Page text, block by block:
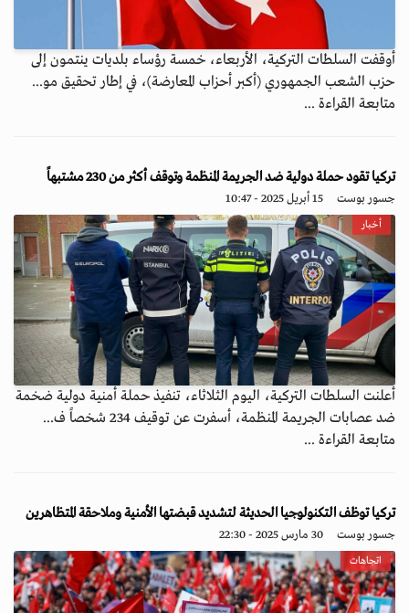
أوقفت السلطات التركية، الأربعاء، خمسة رؤساء بلديات ينتمون إلى
حزب الشعب الجمهوري (أكبر أحزاب المعارضة)، في إطار تحقيق مو...
متابعة القراءة ...
تركيا تقود حملة دولية ضد الجريمة المنظمة وتوقف أكثر من 230 مشتبهاً
جسور بوست 15 أبريل 2025 - 10:47
أخبار
أعلنت السلطات التركية، اليوم الثلاثاء، تنفيذ حملة أمنية دولية ضخمة
ضد عصابات الجريمة المنظمة، أسفرت عن توقيف 234 شخصاً ف...
متابعة القراءة ...
تركيا توظف التكنولوجيا الحديثة لتشديد قبضتها الأمنية وملاحقة المتظاهرين
جسور بوست 30 مارس 2025 - 22:30
اتجاهات